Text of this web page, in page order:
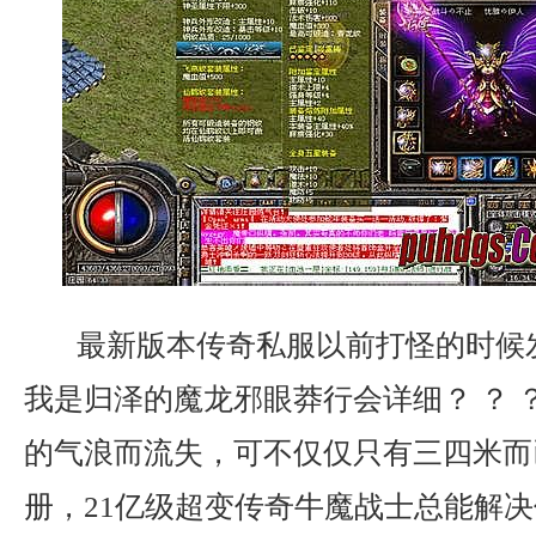
最新版本传奇私服以前打怪的时
我是归泽的魔龙邪眼莽行会详细？ ？
的气浪而流失，可不仅仅只有三四米
册，21亿级超变传奇牛魔战士总能解